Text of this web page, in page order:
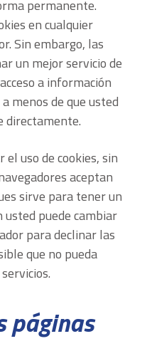
permanente.
en cualquier
Sin embargo, las
un mejor servicio de
a información
menos de que usted
directamente.
uso de cookies, sin
aceptan
sirve para tener un
puede cambiar
para declinar las
que no pueda
páginas